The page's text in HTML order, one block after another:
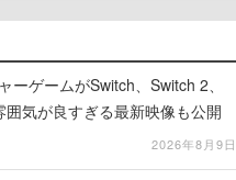
ゲームがSwitch、Switch 2、
気が良すぎる最新映像も公開
2026年8月9日